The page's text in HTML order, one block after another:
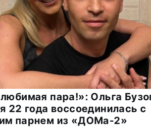
пара!»: Ольга
22 года воссоединилась с
парнем из «ДОМа-2»